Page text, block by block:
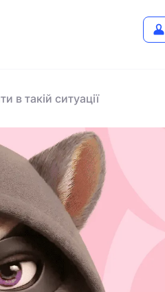
в такій ситуації